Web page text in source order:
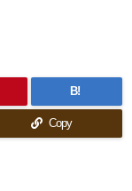
B!
Copy